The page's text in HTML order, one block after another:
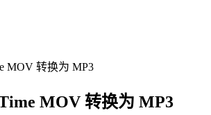
MOV 转换为 MP3